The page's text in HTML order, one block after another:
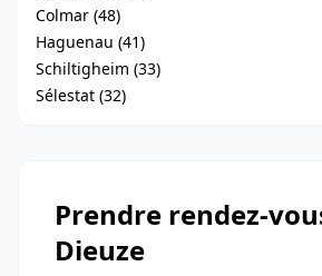
Colmar (48)
Haguenau (41)
Schiltigheim (33)
Sélestat (32)
Prendre rendez-
Dieuze